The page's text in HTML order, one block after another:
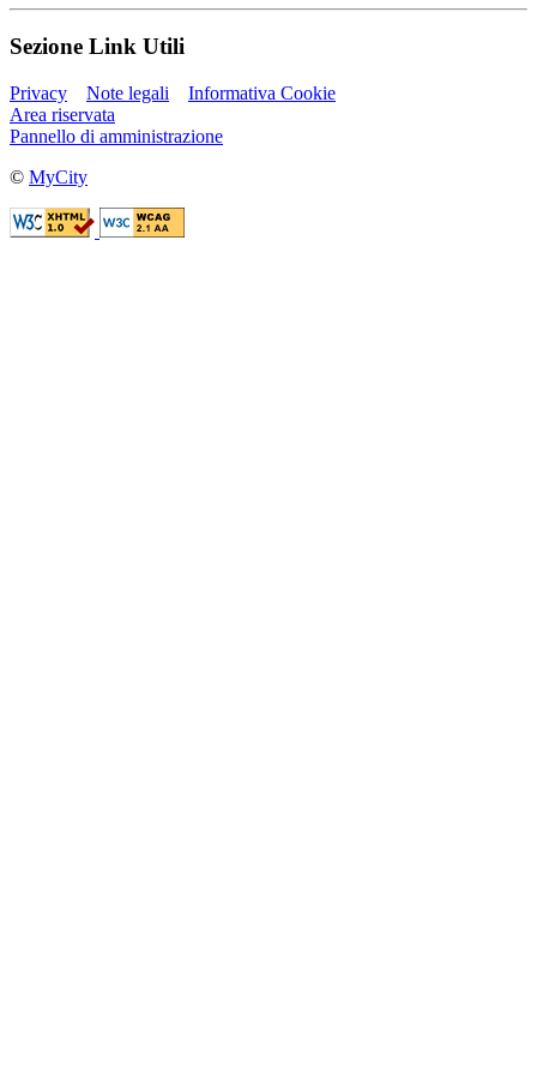
Sezione Link Utili
Privacy Note legali
Informativa Cookie
Area riservata
Pannello di amministrazione
© MyCity